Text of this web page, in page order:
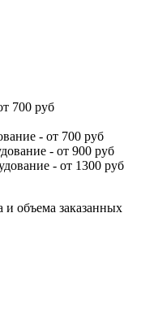
700 руб
- от 700 руб
- от 900 руб
- от 1300 руб
и объема заказанных